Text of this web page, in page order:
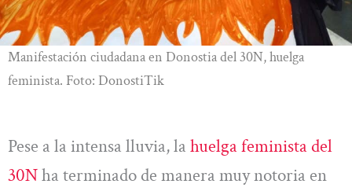
Manifestación ciudadana en Donostia del 30N, huelga
feminista. Foto: DonostiTik
Pese a la intensa lluvia, la huelga feminista del
30Nha terminado de manera muy notoria en